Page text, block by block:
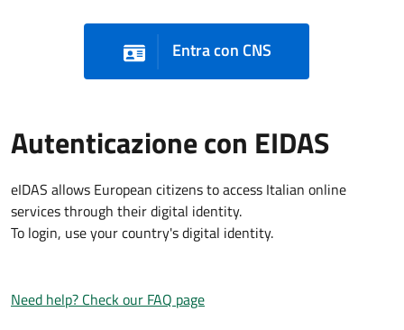
Entra con CNS
Autenticazione con EIDAS
eIDAS allows European citizens to access Italian online
services through their digital identity.
To login, use your country's digital identity.
Need help? Check our FAQ page